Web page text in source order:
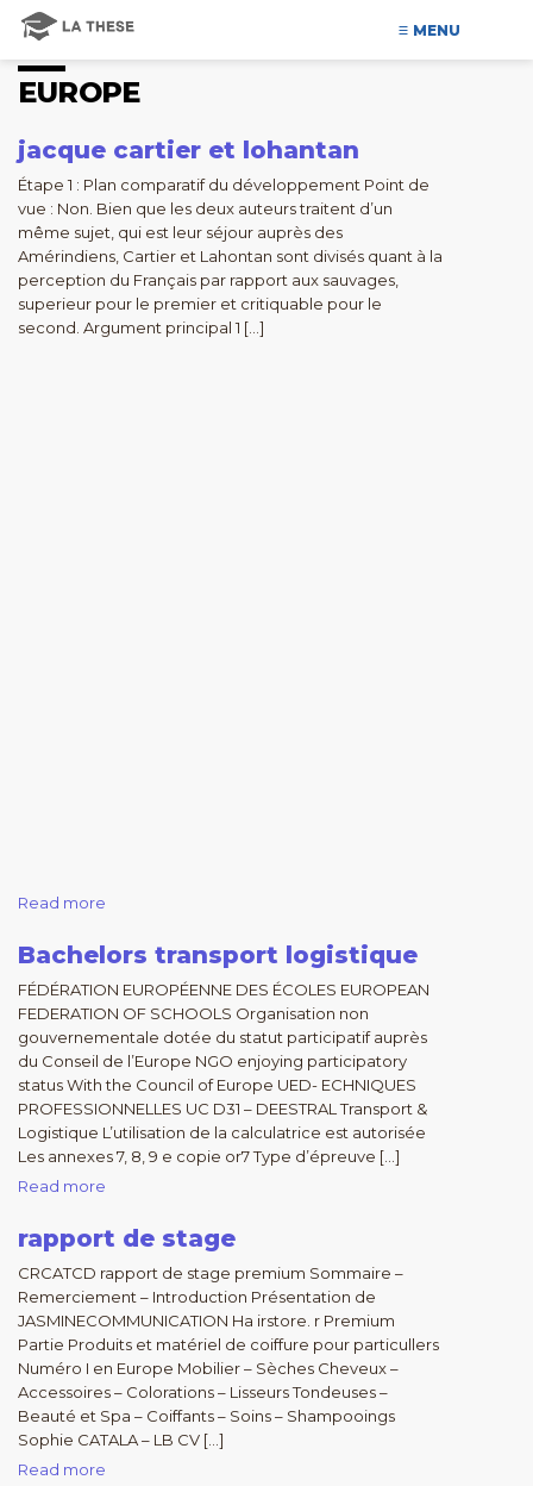
MENU
EUROPE
jacque cartier et lohantan
Étape 1 : Plan comparatif du développement Point de
vue : Non. Bien que les deux auteurs traitent d’un
même sujet, qui est leur séjour auprès des
Amérindiens, Cartier et Lahontan sont divisés quant à la
perception du Français par rapport aux sauvages,
superieur pour le premier et critiquable pour le
second. Argument principal 1 […]
Read more
Bachelors transport logistique
FÉDÉRATION EUROPÉENNE DES ÉCOLES EUROPEAN
FEDERATION OF SCHOOLS Organisation non
gouvernementale dotée du statut participatif auprès
du Conseil de l’Europe NGO enjoying participatory
status With the Council of Europe UED- ECHNIQUES
PROFESSIONNELLES UC D31 – DEESTRAL Transport &
Logistique L’utilisation de la calculatrice est autorisée
Les annexes 7, 8, 9 e copie or7 Type d’épreuve […]
Read more
rapport de stage
CRCATCD rapport de stage premium Sommaire –
Remerciement – Introduction Présentation de
JASMINECOMMUNICATION Ha irstore. r Premium
Partie Produits et matériel de coiffure pour particullers
Numéro I en Europe Mobilier – Sèches Cheveux –
Accessoires – Colorations – Lisseurs Tondeuses –
Beauté et Spa – Coiffants – Soins – Shampooings
Sophie CATALA – LB CV […]
Read more